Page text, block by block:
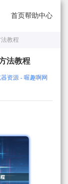
首页帮助中心
教程
法教程
资源 - 喔趣啊网